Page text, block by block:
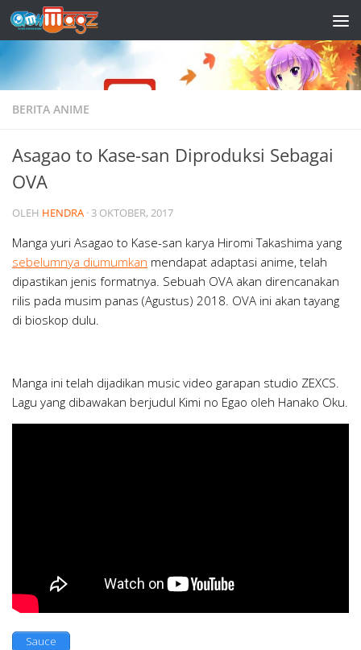
Skip to content
BERITA ANIME
Asagao to Kase-san Diproduksi Sebagai
OVA
OLEH HENDRA · 3 OKTOBER, 2017
Manga yuri Asagao to Kase-san karya Hiromi Takashima yang
sebelumnya diumumkan mendapat adaptasi anime, telah
dipastikan jenis formatnya. Sebuah OVA akan direncanakan
rilis pada musim panas (Agustus) 2018. OVA ini akan tayang
di bioskop dulu.
Manga ini telah dijadikan music video garapan studio ZEXCS.
Lagu yang dibawakan berjudul Kimi no Egao oleh Hanako Oku.
Sauce